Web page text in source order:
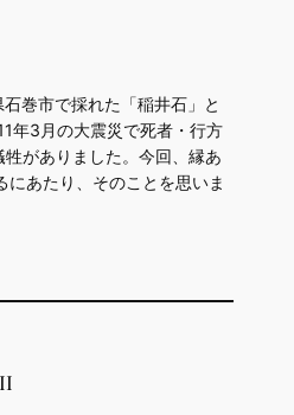
巻市で採れた「稲井石」と
年3月の大震災で死者・行方
がありました。今回、縁あ
にあたり、そのことを思いま